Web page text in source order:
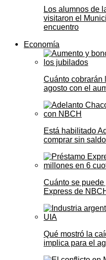
Los alumnos de
visitaron el
encuentro
Economía
Cuánto cobrarán
agosto con el
Está habilitado
comprar sin
Cuánto se
Express de
Qué mostró la
implica para el